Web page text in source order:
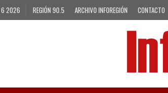
6 2026 REGIÓN 90.5 ARCHIVO INFOREGIÓN CONTACTO